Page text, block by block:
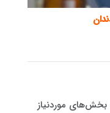
بخش‌های موردنیاز